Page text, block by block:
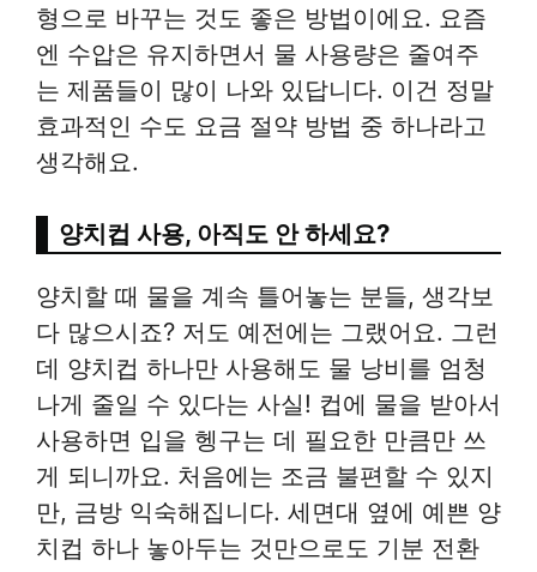
형으로 바꾸는 것도 좋은 방법이에요. 요즘
엔 수압은 유지하면서 물 사용량은 줄여주
는 제품들이 많이 나와 있답니다. 이건 정말
효과적인 수도 요금 절약 방법 중 하나라고
생각해요.
양치컵 사용, 아직도 안 하세요?
양치할 때 물을 계속 틀어놓는 분들, 생각보
다 많으시죠? 저도 예전에는 그랬어요. 그런
데 양치컵 하나만 사용해도 물 낭비를 엄청
나게 줄일 수 있다는 사실! 컵에 물을 받아서
사용하면 입을 헹구는 데 필요한 만큼만 쓰
게 되니까요. 처음에는 조금 불편할 수 있지
만, 금방 익숙해집니다. 세면대 옆에 예쁜 양
치컵 하나 놓아두는 것만으로도 기분 전환